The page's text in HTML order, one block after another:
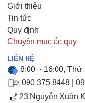
Giới thiệu
Tin tức
Quy định
Chuyên mục ắc quy
LIÊN HỆ
8:00 ~ 16:00, Thứ
090 375 8448
23 Nguyễn Xuân